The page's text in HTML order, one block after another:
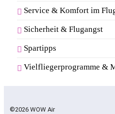
Service & Komfort im
Sicherheit & Flugangst
Spartipps
Vielfliegerprogramme &
©2026 WOW Air